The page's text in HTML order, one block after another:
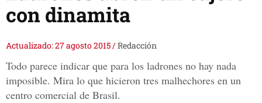
con dinamita
Actualizado: 27 agosto 2015/Redacción
Todo parece indicar que para los ladrones no hay nada
imposible. Mira lo que hicieron tres malhechores en un
centro comercial de Brasil.